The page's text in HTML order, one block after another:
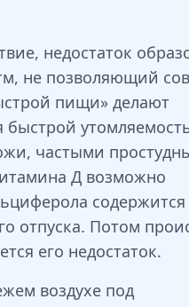
недостаток
не позволяющий
пищи» делают
быстрой
частыми
Д возможно
содержится
отпуска. Потом
его недостаток.
воздухе под